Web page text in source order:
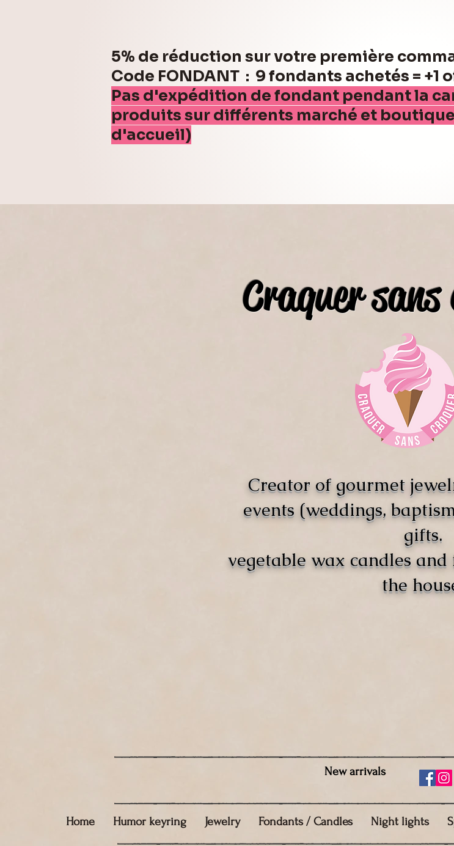
5% de réduction sur votre première
Code FONDANT : 9 fondants achetés = +1
Pas d'expédition de fondant pendant la
produits sur différents marché et
d'accueil)
Craquer
Creator of gourmet
events (weddings,
gifts.
vegetable wax candles
the
New arrivals
Home Humor keyring Jewelry Fondants / Candles Night lights